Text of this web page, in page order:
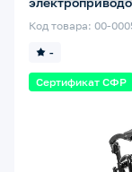
Сертификат СФР
-
Код товара: 00-